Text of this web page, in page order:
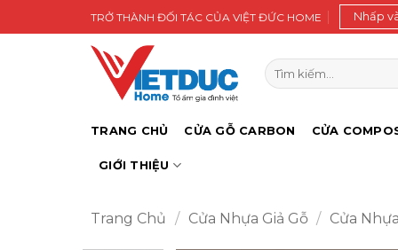
qua
TRỞ THÀNH ĐỐI TÁC CỦA VIỆT ĐỨC HOME Nhấp
Tìm
kiếm:
TRANG CHỦ CỬA GỖ CARBON CỬA
GIỚI THIỆU
Trang Chủ / Cửa Nhựa Giả Gỗ / Cửa